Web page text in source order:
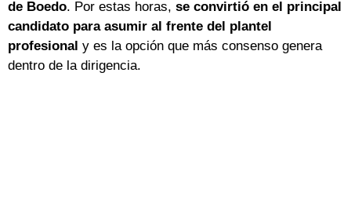
de Boedo. Por estas horas, se convirtió en el principal
candidato para asumir al frente del plantel
profesional y es la opción que más consenso genera
dentro de la dirigencia.